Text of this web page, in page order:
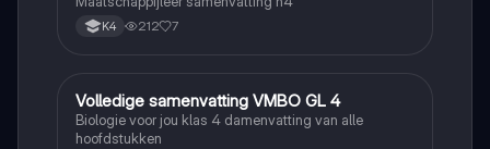
K4 212 7
Biologie
Volledige samenvatting VMBO GL 4
Biologie voor jou klas 4 damenvatting van alle
hoofdstukken